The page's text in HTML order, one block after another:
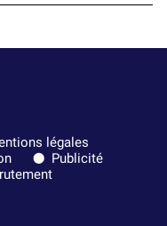
légales
Publicité